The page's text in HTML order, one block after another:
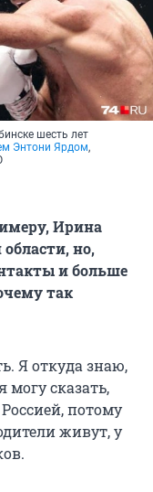
шесть лет
Энтони Ярдом,
Ирина
но,
и больше
так
Я откуда знаю,
могу сказать,
потому
живут, у